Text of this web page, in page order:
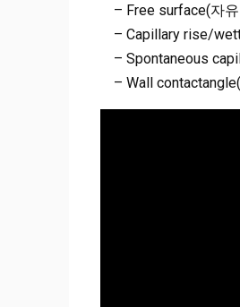
– Free surface(자
– Capillary rise/
– Spontaneous
– Wall